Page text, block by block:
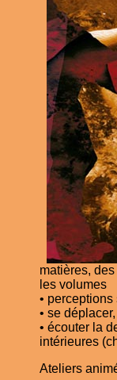
matières,
les volumes
•
• se
• écouter la
intérieures
Ateliers